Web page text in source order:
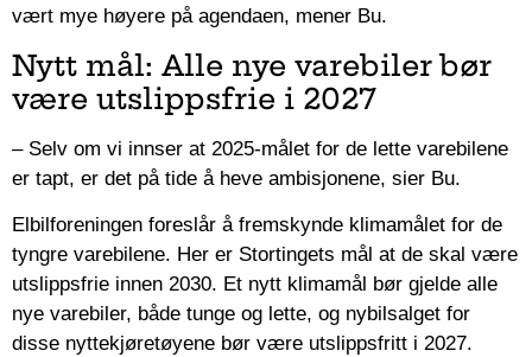
vært mye høyere på agendaen, mener Bu.
Nytt mål: Alle nye varebiler bør
være utslippsfrie i 2027
– Selv om vi innser at 2025-målet for de lette varebilene
er tapt, er det på tide å heve ambisjonene, sier Bu.
Elbilforeningen foreslår å fremskynde klimamålet for de
tyngre varebilene. Her er Stortingets mål at de skal være
utslippsfrie innen 2030. Et nytt klimamål bør gjelde alle
nye varebiler, både tunge og lette, og nybilsalget for
disse nyttekjøretøyene bør være utslippsfritt i 2027.